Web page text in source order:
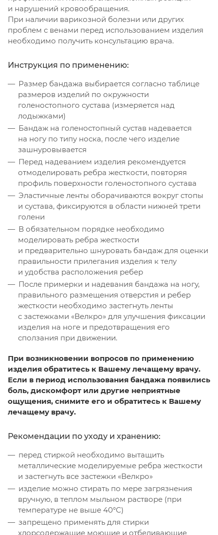
и нарушений кровообращения.
При наличии варикозной болезни или других
проблем с венами перед использованием изделия
необходимо получить консультацию врача.
Инструкция по применению:
Размер бандажа выбирается согласно таблице
размеров изделий по окружности
голеностопного сустава (измеряется над
лодыжками)
Бандаж на голеностопный сустав надевается
на ногу по типу носка, после чего изделие
зашнуровывается
Перед надеванием изделия рекомендуется
отмоделировать ребра жесткости, повторяя
профиль поверхности голеностопного сустава
Эластичные ленты оборачиваются вокруг стопы
и сустава, фиксируются в области нижней трети
голени
В обязательном порядке необходимо
моделировать ребра жесткости
и предварительно шнуровать бандаж для оценки
правильности прилегания изделия к телу
и удобства расположения ребер
После примерки и надевания бандажа на ногу,
правильного размещения отверстия и ребер
жесткости необходимо застегнуть ленты
с застежками «Велкро» для улучшения фиксации
изделия на ноге и предотвращения его
сползания при движении.
При возникновении вопросов по применению
изделия обратитесь к Вашему лечащему врачу.
Если в период использования бандажа появились
боль, дискомфорт или другие неприятные
ощущения, снимите его и обратитесь к Вашему
лечащему врачу.
Рекомендации по уходу и хранению:
перед стиркой необходимо вытащить
металлические моделируемые ребра жесткости
и застегнуть все застежки «Велкро»
изделие можно стирать по мере загрязнения
вручную, в теплом мыльном растворе (при
температуре не выше 40°С)
запрещено применять для стирки
хлорсодержащие моющие и отбеливающие